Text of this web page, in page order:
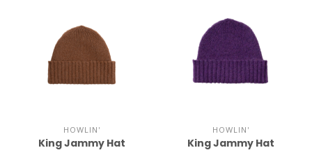
HOWLIN'
King Jammy Hat
HOWLIN'
King Jammy Hat